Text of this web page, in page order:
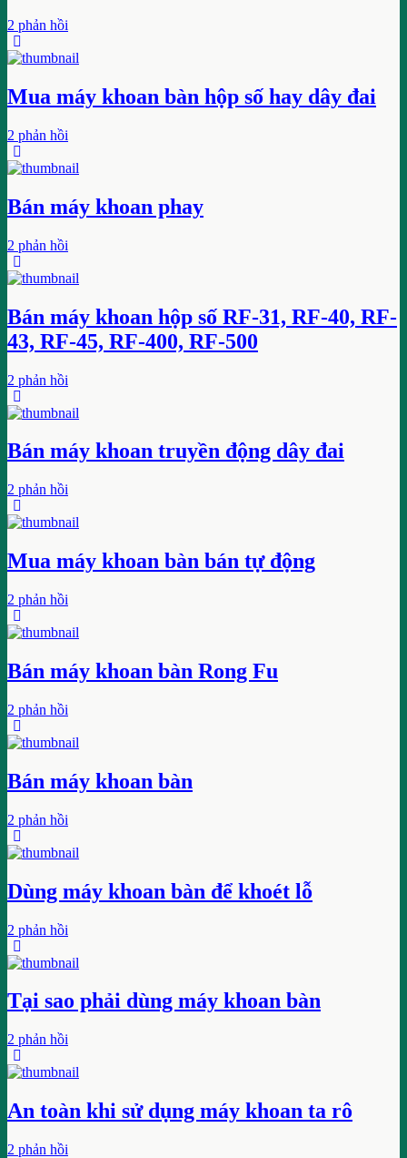
2 phản hồi
Mua máy khoan bàn hộp số hay dây đai
2 phản hồi
Bán máy khoan phay
2 phản hồi
Bán máy khoan hộp số RF-31, RF-40, RF-
43, RF-45, RF-400, RF-500
2 phản hồi
Bán máy khoan truyền động dây đai
2 phản hồi
Mua máy khoan bàn bán tự động
2 phản hồi
Bán máy khoan bàn Rong Fu
2 phản hồi
Bán máy khoan bàn
2 phản hồi
Dùng máy khoan bàn để khoét lỗ
2 phản hồi
Tại sao phải dùng máy khoan bàn
2 phản hồi
An toàn khi sử dụng máy khoan ta rô
2 phản hồi